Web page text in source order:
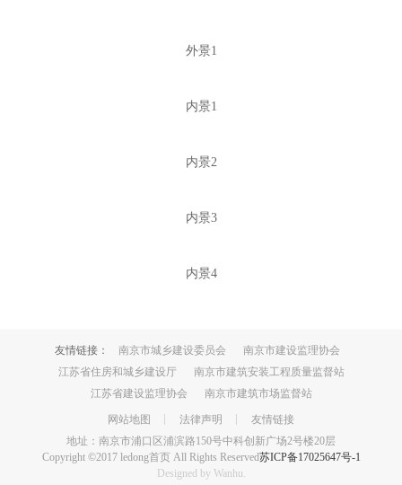
外景1
内景1
内景2
内景3
内景4
友情链接： 南京市城乡建设委员会
南京市建设监理协会
江苏省住房和城乡建设厅
南京市建筑安装工程质量监督站
江苏省建设监理协会
南京市建筑市场监督站
网站地图 法律声明
友情链接
地址：南京市浦口区浦滨路150号中科创新广场2号楼20层
Copyright ©2017 ledong首页 All Rights Reserved苏ICP备17025647号-1
Designed by Wanhu.